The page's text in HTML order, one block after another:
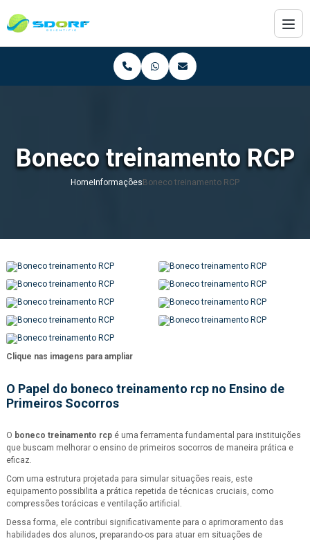
Boneco treinamento RCP
Home Informações Boneco treinamento RCP
Clique nas imagens para ampliar
O Papel do boneco treinamento rcp no Ensino de
Primeiros Socorros
O boneco treinamento rcp é uma ferramenta fundamental para instituições
que buscam melhorar o ensino de primeiros socorros de maneira prática e
eficaz.
Com uma estrutura projetada para simular situações reais, este
equipamento possibilita a prática repetida de técnicas cruciais, como
compressões torácicas e ventilação artificial.
Dessa forma, ele contribui significativamente para o aprimoramento das
habilidades dos alunos, preparando-os para atuar em situações de